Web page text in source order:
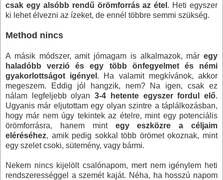
csak egy alsóbb rendű örömforrás az étel . Heti egyszer
ki lehet élvezni az ízeket, de ennél többre semmi szükség.
Method nincs
A másik módszer, amit jómagam is alkalmazok, már egy
haladóbb verzió és egy több önfegyelmet és némi
gyakorlottságot igényel . Ha valamit megkívánok, akkor
megeszem. Eddig jól hangzik, nem? Na igen, csak ez
nálam legfeljebb olyan3-4 hetente egyszer fordul elő.
Ugyanis már eljutottam egy olyan szintre a táplálkozásban,
hogy már nem úgy tekintek az ételre, mint egy potenciális
örömforrásra, hanem mint egy eszközre a céljaim
eléréséhez, amik pedig sokkal több örömet okoznak, mint
egy szelet csoki, sütemény, vagy bármi.
Nekem nincs kijelölt csalónapom, mert nem igénylem heti
rendszerességgel a szemét kaját. Néha, ha hosszú napom